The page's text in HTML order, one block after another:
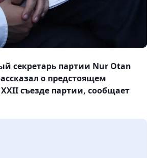
секретарь партии Nur Otan
о предстоящем
съезде партии, сообщает